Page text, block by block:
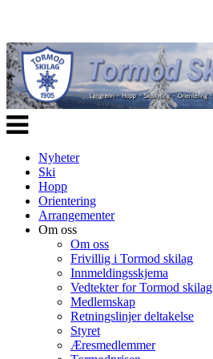
Veksle
navigasjon
Nyheter
Ski
Hopp
Orientering
Arrangementer
Om oss
Om oss
Frivillig i Tormod skilag
Innmeldingsskjema
Vedtekter for Tormod skilag
Medlemskap
Retningslinjer deltakelse
Styret
Æresmedlemmer